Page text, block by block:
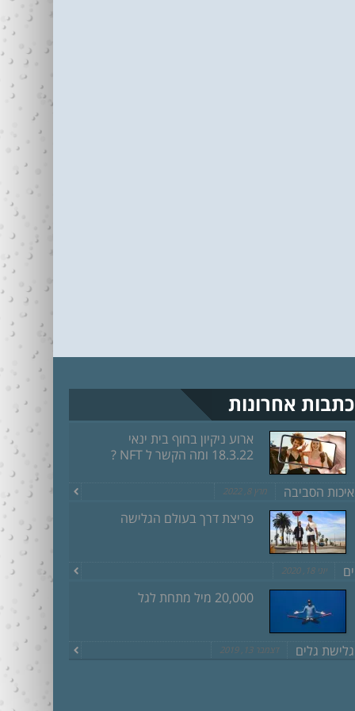
כתבות אחרונות
ארוע ניקיון בחוף בית ינאי
18.3.22 ומה הקשר ל NFT ?
איכות הסביבה מרץ 8, 2022
פריצת דרך בעולם הגלישה
ים יוני 18, 2020
20,000 מיל מתחת לגל
גלישת גלים דצמבר 13, 2019